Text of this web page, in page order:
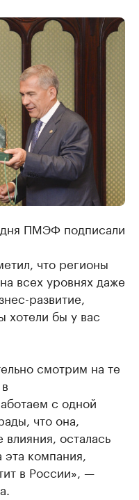
ПМЭФ подписали
что регионы
всех уровнях даже
развитие,
хотели бы у вас
смотрим на те
с одной
что она,
осталась
эта компания,
в России», —